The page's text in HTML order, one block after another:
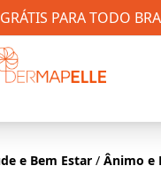
PARA TODO
e Bem Estar / Ânimo e